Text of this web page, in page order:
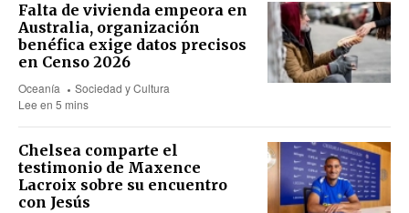
Falta de vivienda empeora en
Australia, organización
benéfica exige datos precisos
en Censo 2026
Oceanía
Sociedad y Cultura
Lee en 5 mins
Chelsea comparte el
testimonio de Maxence
Lacroix sobre su encuentro
con Jesús